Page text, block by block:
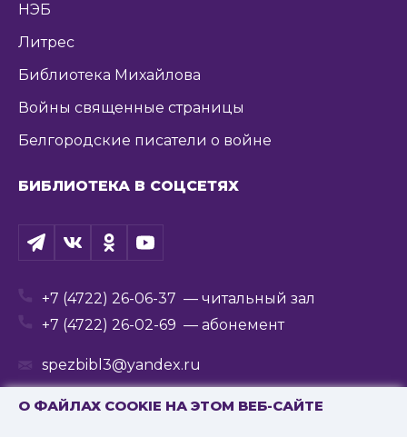
О ФАЙЛАХ COOKIE НА ЭТОМ ВЕБ-САЙТЕ
НЭБ
Литрес
Библиотека Михайлова
Войны священные страницы
Белгородские писатели о войне
БИБЛИОТЕКА В СОЦСЕТЯХ
+7 (4722) 26-06-37 — читальный зал
+7 (4722) 26-02-69 — абонемент
spezbibl3@yandex.ru